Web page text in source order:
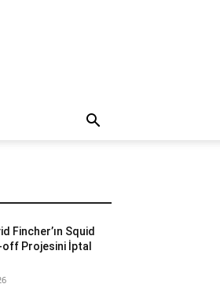
Fincher’ın Squid
off Projesini İptal